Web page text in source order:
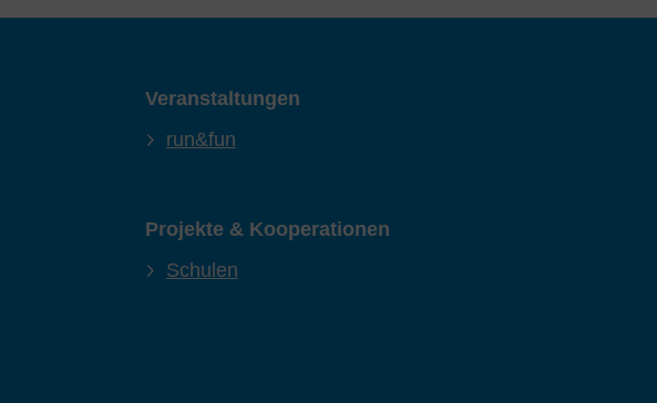
Veranstaltungen
run&fun
Projekte & Kooperationen
Schulen